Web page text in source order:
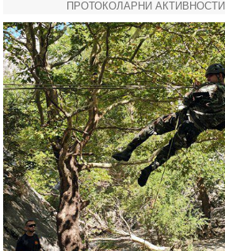
ПРОТОКОЛАРНИ АКТИВНОСТИ